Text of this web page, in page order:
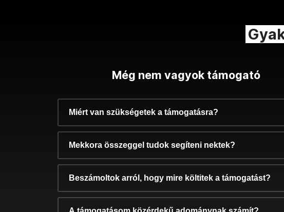
Még nem vagyok támogató
Miért van szükségetek a támogatásra?
Mekkora összeggel tudok segíteni nektek?
Beszámoltok arról, hogy mire költitek a támogatást?